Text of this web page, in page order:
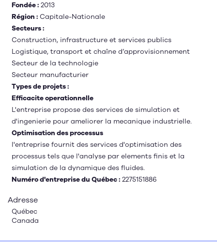
Fondée : 2013
Région : Capitale-Nationale
Secteurs :
Construction, infrastructure et services publics
Logistique, transport et chaîne d’approvisionnement
Secteur de la technologie
Secteur manufacturier
Types de projets :
Efficacite operationnelle
L'entreprise propose des services de simulation et
d'ingenierie pour ameliorer la mecanique industrielle.
Optimisation des processus
l'entreprise fournit des services d'optimisation des
processus tels que l'analyse par elements finis et la
simulation de la dynamique des fluides.
Numéro d'entreprise du Québec : 2275151886
Adresse
Québec
Canada